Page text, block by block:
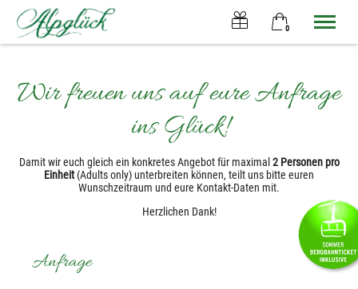
Alpglück
+49 8322 6797
0
Wir freuen uns auf eure Anfrage
ins Glück!
Damit wir euch gleich ein konkretes Angebot für maximal 2 Personen pro
Einheit(Adults only) unterbreiten können, teilt uns bitte euren
Wunschzeitraum und eure Kontakt-Daten mit.
Herzlichen Dank!
Anfrage